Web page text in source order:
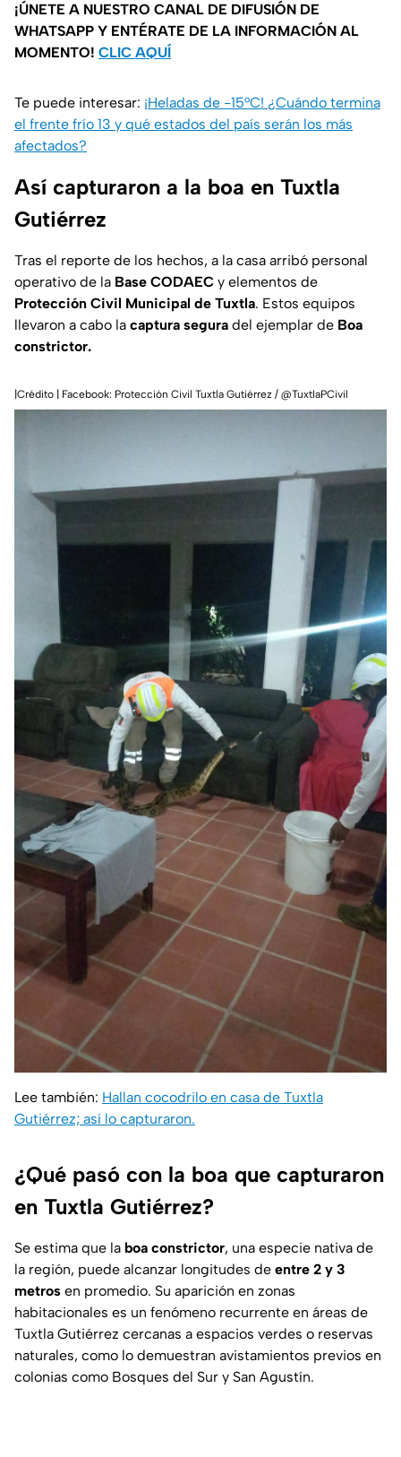
¡ÚNETE A NUESTRO CANAL DE DIFUSIÓN DE
WHATSAPP Y ENTÉRATE DE LA INFORMACIÓN AL
MOMENTO! CLIC AQUÍ
Te puede interesar: ¡Heladas de -15°C! ¿Cuándo termina
el frente frío 13 y qué estados del país serán los más
afectados?
Así capturaron a la boa en Tuxtla
Gutiérrez
Tras el reporte de los hechos, a la casa arribó personal
operativo de la Base CODAEC y elementos de
Protección Civil Municipal de Tuxtla. Estos equipos
llevaron a cabo la captura segura del ejemplar de Boa
constrictor.
|Crédito | Facebook: Protección Civil Tuxtla Gutiérrez / @TuxtlaPCivil
Lee también: Hallan cocodrilo en casa de Tuxtla
Gutiérrez; así lo capturaron.
¿Qué pasó con la boa que capturaron
en Tuxtla Gutiérrez?
Se estima que la boa constrictor, una especie nativa de
la región, puede alcanzar longitudes de entre 2 y 3
metros en promedio. Su aparición en zonas
habitacionales es un fenómeno recurrente en áreas de
Tuxtla Gutiérrez cercanas a espacios verdes o reservas
naturales, como lo demuestran avistamientos previos en
colonias como Bosques del Sur y San Agustín.